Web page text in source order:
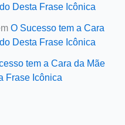
Desta Frase Icônica
O Sucesso tem a Cara
Desta Frase Icônica
tem a Cara da Mãe
Frase Icônica